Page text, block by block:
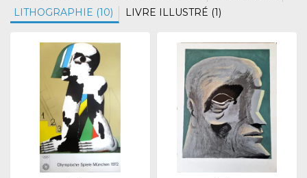
LITHOGRAPHIE (10)
LIVRE ILLUSTRÉ (1)